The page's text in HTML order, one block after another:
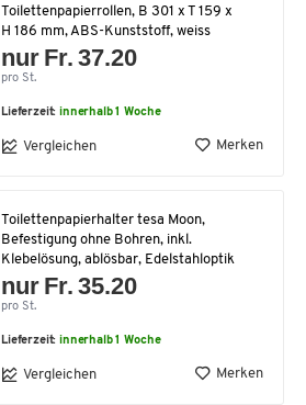
Toilettenpapierrollen, B 301 x T 159 x
H 186 mm, ABS-Kunststoff, weiss
nur Fr. 37.20
pro St.
Lieferzeit:innerhalb 1 Woche
Vergleichen Merken
Toilettenpapierhalter tesa Moon,
Befestigung ohne Bohren, inkl.
Klebelösung, ablösbar, Edelstahloptik
nur Fr. 35.20
pro St.
Lieferzeit:innerhalb 1 Woche
Vergleichen Merken